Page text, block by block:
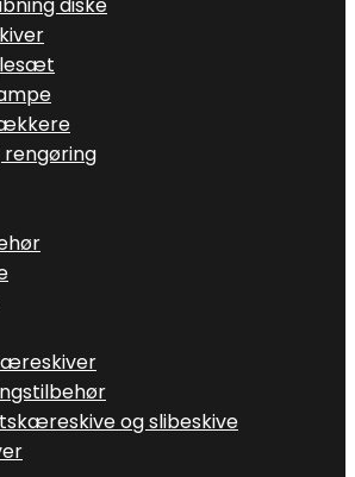
diske
rengøring
og slibeskive